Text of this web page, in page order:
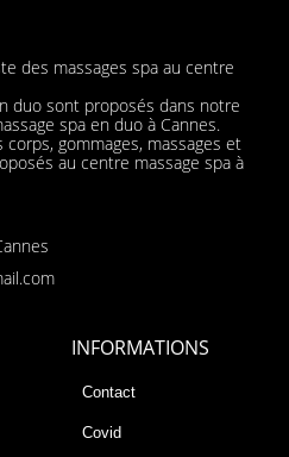
des massages spa au centre
duo sont proposés dans notre
spa en duo à Cannes.
gommages, massages et
au centre massage spa à
INFORMATIONS
Contact
Covid